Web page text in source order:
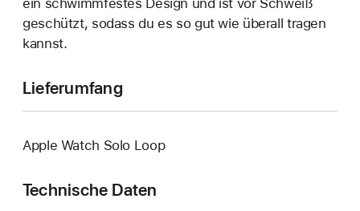
geschützt, sodass du es so gut wie überall tragen
kannst.
Lieferumfang
Apple Watch Solo Loop
Technische Daten